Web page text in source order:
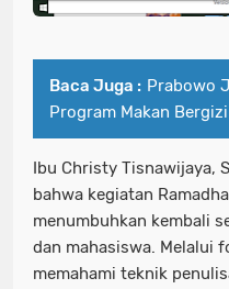
Baca Juga : Prabowo
Program Makan
Ibu Christy Tisnawijaya,
bahwa kegiatan
menumbuhkan kembali
dan mahasiswa. Melalui
memahami teknik